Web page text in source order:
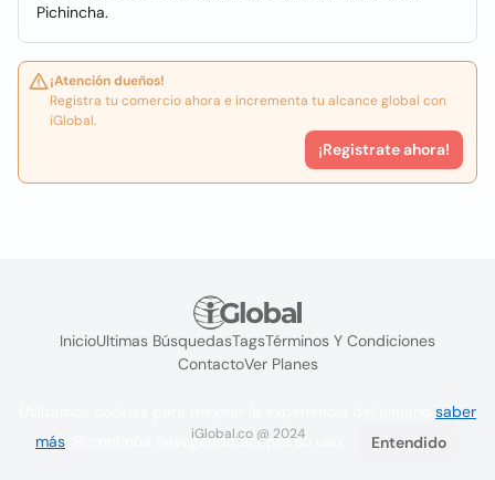
Pichincha.
¡Atención dueños!
Registra tu comercio ahora e incrementa tu alcance global con
iGlobal.
¡Registrate ahora!
InicioUltimas BúsquedasTagsTérminos Y Condiciones
ContactoVer Planes
iGlobal.co @ 2024
saber
más . Si continúa navegando acepta su uso. Entendido